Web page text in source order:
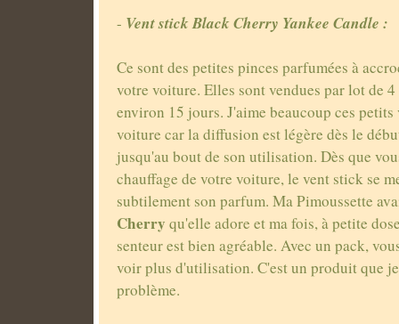
- Vent stick Black Cherry Yankee Candle :
Ce sont des petites pinces parfumées à
votre voiture. Elles sont vendues par lot de
environ 15 jours. J'aime beaucoup ces
voiture car la diffusion est légère dès le
jusqu'au bout de son utilisation. Dès que
chauffage de votre voiture, le vent stick se
subtilement son parfum. Ma Pimoussette
Cherry qu'elle adore et ma fois, à petite
senteur est bien agréable. Avec un pack,
voir plus d'utilisation. C'est un produit que
problème.